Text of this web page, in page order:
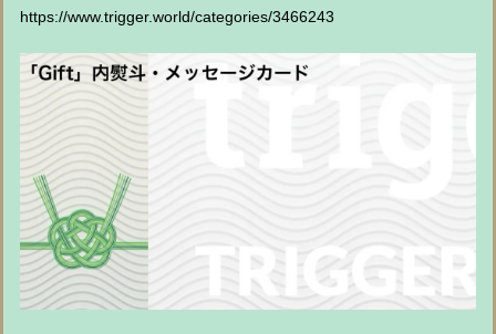
https://www.trigger.world/categories/3466243